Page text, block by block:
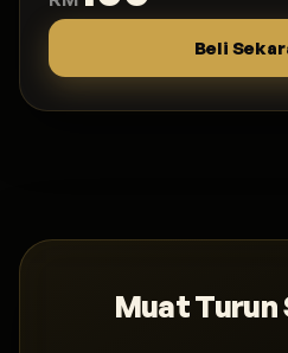
Beli
Muat Turun